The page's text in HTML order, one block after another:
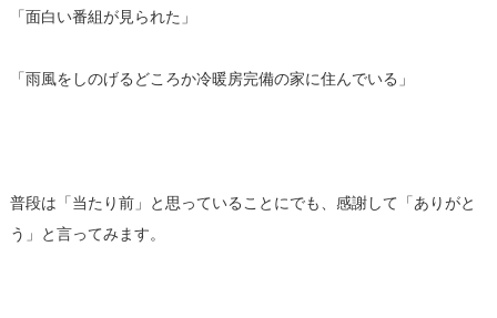
「面白い番組が見られた」
「雨風をしのげるどころか冷暖房完備の家に住んでいる」
普段は「当たり前」と思っていることにでも、感謝して「ありがと
う」と言ってみます。